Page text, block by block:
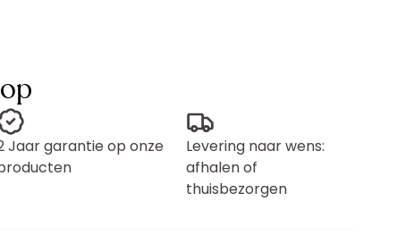
Jaar garantie op onze
Levering naar wens:
afhalen of
thuisbezorgen